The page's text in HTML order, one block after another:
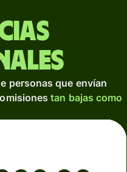
personas que envían
tan bajas como